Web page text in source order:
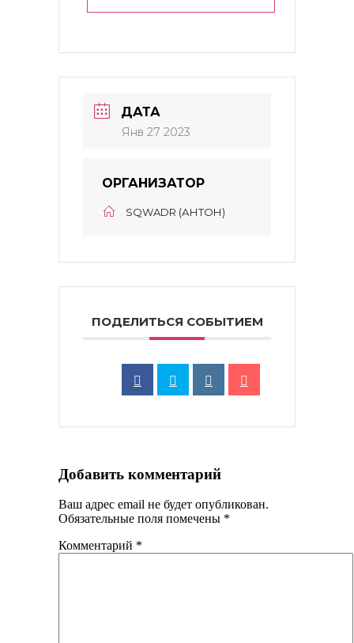
ДАТА
Янв 27 2023
ОРГАНИЗАТОР
SQWADR (АНТОН)
ПОДЕЛИТЬСЯ СОБЫТИЕМ
Добавить комментарий
Ваш адрес email не будет опубликован.
Обязательные поля помечены *
Комментарий *